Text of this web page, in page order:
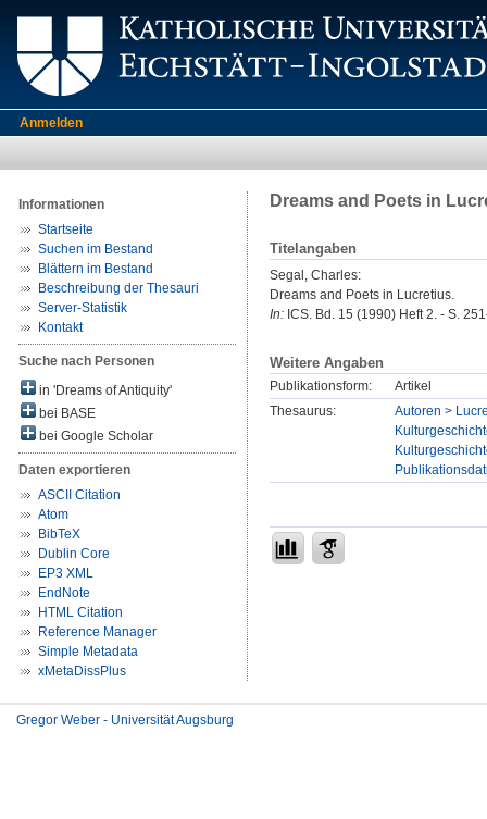
Anmelden
Informationen
Startseite
Suchen im Bestand
Blättern im Bestand
Beschreibung der Thesauri
Server-Statistik
Kontakt
Suche nach Personen
in 'Dreams of Antiquity'
bei BASE
bei Google Scholar
Daten exportieren
ASCII Citation
Atom
BibTeX
Dublin Core
EP3 XML
EndNote
HTML Citation
Reference Manager
Simple Metadata
xMetaDissPlus
Dreams and Poets in
Titelangaben
Segal, Charles:
Dreams and Poets in Lucretius.
In: ICS. Bd. 15 (1990) Heft 2. - S.
Weitere Angaben
Publikationsform:
Artikel
Thesaurus:
Autoren >
Gregor Weber - Universität Augsburg